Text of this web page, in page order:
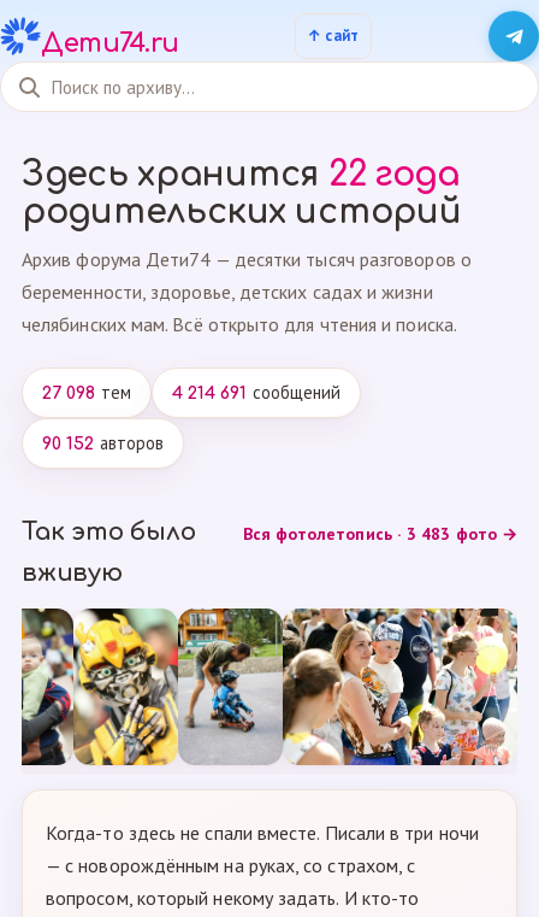
Дети74.ru
Здесь хранится 22 года
родительских историй
Архив форума Дети74 — десятки тысяч разговоров о
беременности, здоровье, детских садах и жизни
челябинских мам. Всё открыто для чтения и поиска.
27 098 тем 4 214 691 сообщений
90 152 авторов
Так это было
вживую
Вся фотолетопись · 3 483 фото →
Когда-то здесь не спали вместе. Писали в три ночи
— с новорождённым на руках, со страхом, с
вопросом, который некому задать. И кто-то